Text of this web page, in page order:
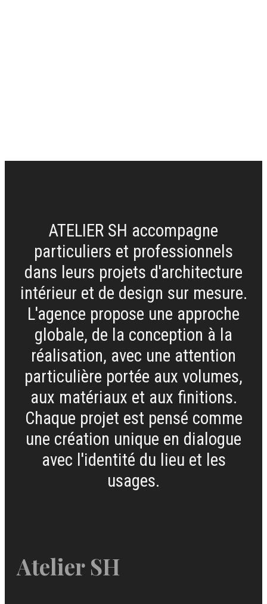
ATELIER SH accompagne
particuliers et professionnels
dans leurs projets d'architecture
intérieur et de design sur mesure.
L'agence propose une approche
globale, de la conception à la
réalisation, avec une attention
particulière portée aux volumes,
aux matériaux et aux finitions.
Chaque projet est pensé comme
une création unique en dialogue
avec l'identité du lieu et les
usages.
Atelier SH